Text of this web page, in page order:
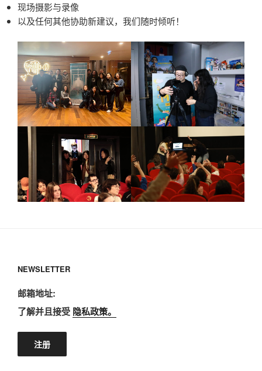
现场摄影与录像
以及任何其他协助新建议，我们随时倾听！
NEWSLETTER
邮箱地址:
了解并且接受 隐私政策。